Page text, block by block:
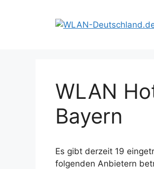
WLAN
Bayern
Es gibt derzeit 19
folgenden Anbietern